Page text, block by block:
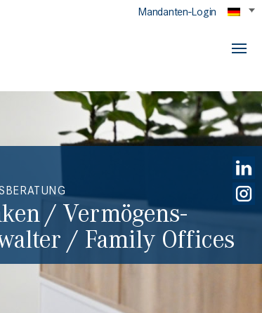
Mandanten-Login
/ Vermögens­
/ Family Offices